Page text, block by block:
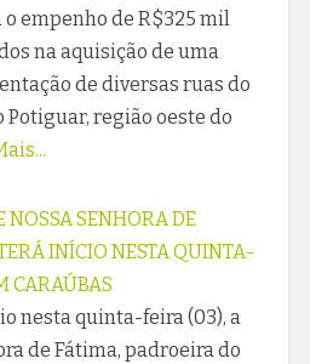
empenho de R$325 mil
na aquisição de uma
de diversas ruas do
região oeste do
NOSSA SENHORA DE
INÍCIO NESTA QUINTA-
CARAÚBAS
nesta quinta-feira (03), a
de Fátima, padroeira do